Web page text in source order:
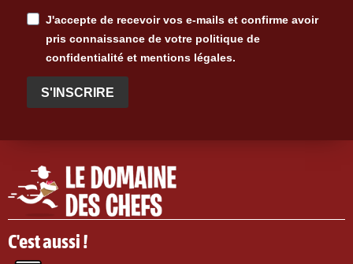
J'accepte de recevoir vos e-mails et confirme avoir
pris connaissance de votre politique de
confidentialité et mentions légales.
S'INSCRIRE
C'est aussi !